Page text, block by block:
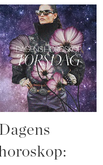
Dagens
horoskop: